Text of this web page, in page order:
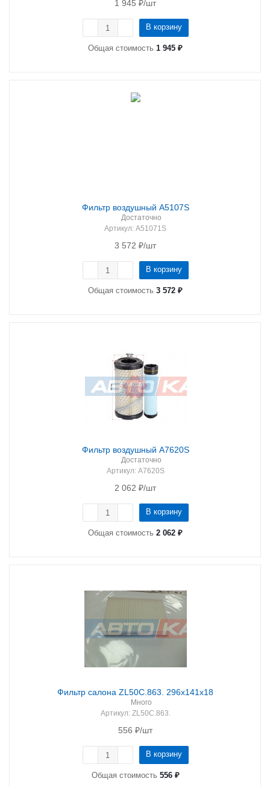
1 945 ₽/шт
В корзину
Общая стоимость 1 945 ₽
Фильтр воздушный A5107S
Достаточно
Артикул: A51071S
3 572 ₽/шт
В корзину
Общая стоимость 3 572 ₽
Фильтр воздушный A7620S
Достаточно
Артикул: A7620S
2 062 ₽/шт
В корзину
Общая стоимость 2 062 ₽
Фильтр салона ZL50C.863. 296х141х18
Много
Артикул: ZL50C.863.
556 ₽/шт
В корзину
Общая стоимость 556 ₽